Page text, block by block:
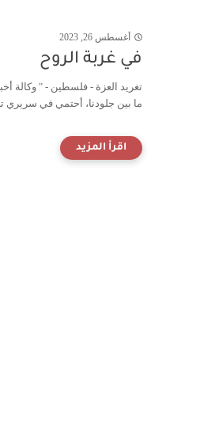
أغسطس 26, 2023
في غربة الروح
تغريد العزة - فلسطين - " وكالة
ما بين جلودنا، أحتمي في سريري